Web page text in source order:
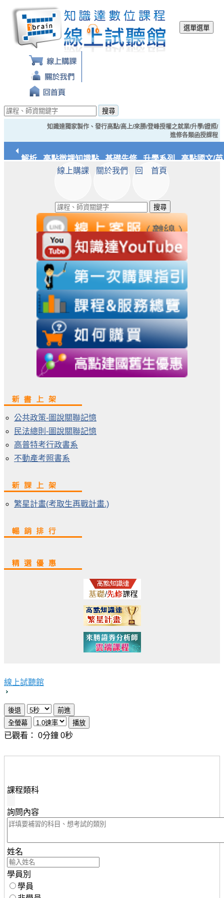
選單選單
搜尋
知識達獨家製作、發行高點/高上/來勝/登峰授權之就業/升學/證照/
進修各類函授課程
判解析 高點微課知識點 基礎先修 升學系列 高點國文/英
知識達文化
線上購課 關於我們 回 首頁
搜尋
公共政策-圖說關聯記憶
民法總則-圖說關聯記憶
高普特考行政書系
不動產考照書系
繁星計畫(考取生再戰計畫.)
線上試聽館
已觀看： 0分鐘 0秒
課程類科
詢問內容
姓名
學員別
學員